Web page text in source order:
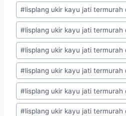
#lisplang ukir kayu jati termurah
#lisplang ukir kayu jati termurah
#lisplang ukir kayu jati termurah
#lisplang ukir kayu jati termurah
#lisplang ukir kayu jati termurah
#lisplang ukir kayu jati termurah